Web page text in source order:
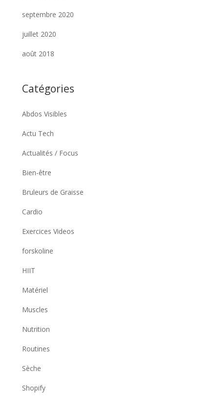
septembre 2020
juillet 2020
août 2018
Catégories
Abdos Visibles
Actu Tech
Actualités / Focus
Bien-être
Bruleurs de Graisse
Cardio
Exercices Videos
forskoline
HIIT
Matériel
Muscles
Nutrition
Routines
Sèche
Shopify